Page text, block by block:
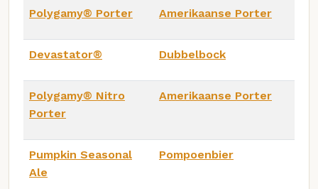
Polygamy® Porter Amerikaanse Porter
Devastator® Dubbelbock
Polygamy® Nitro
Porter
Amerikaanse Porter
Pumpkin Seasonal
Ale
Pompoenbier